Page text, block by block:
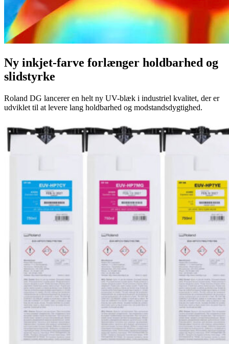
Ny inkjet-farve forlænger holdbarhed og
slidstyrke
Roland DG lancerer en helt ny UV-blæk i industriel kvalitet, der er
udviklet til at levere lang holdbarhed og modstandsdygtighed.